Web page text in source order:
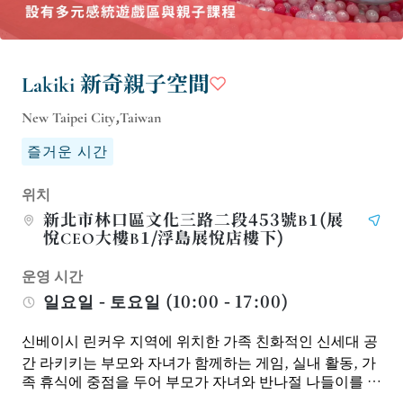
Lakiki 新奇親子空間
New Taipei City,Taiwan
즐거운 시간
위치
新北市林口區文化三路二段453號B1(展
悅CEO大樓B1/浮島展悅店樓下)
운영 시간
일요일 - 토요일 (10:00 - 17:00)
신베이시 린커우 지역에 위치한 가족 친화적인 신세대 공
간 라키키는 부모와 자녀가 함께하는 게임, 실내 활동, 가
족 휴식에 중점을 두어 부모가 자녀와 반나절 나들이를 계